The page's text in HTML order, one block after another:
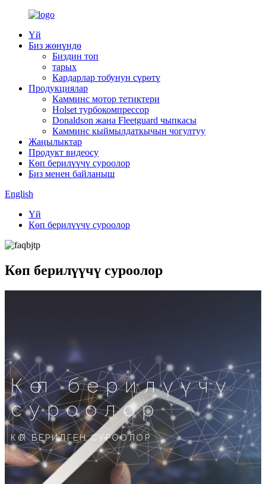
Үй
Биз жөнүндө
Биздин топ
тарых
Кардарлар тобунун сүрөтү
Продукциялар
Камминс мотор тетиктери
Holset турбокомпрессор
Donaldson жана Fleetguard чыпкасы
Камминс кыймылдаткычын чогултуу
Жаңылыктар
Продукт видеосу
Көп берилүүчү суроолор
Биз менен байланыш
English
Үй
Көп берилүүчү суроолор
Көп берилүүчү суроолор
Көп берилүүчү
суроолор
КӨП БЕРИЛГЕН СУРООЛОР